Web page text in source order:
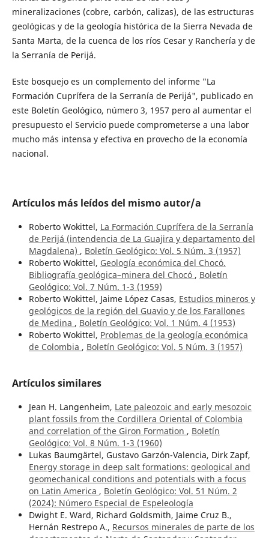
mineralizaciones (cobre, carbón, calizas), de las estructuras
geológicas y de la geología histórica de la Sierra Nevada de
Santa Marta, de la cuenca de los ríos Cesar y Ranchería y de
la Serranía de Perijá.
Este bosquejo es un complemento del informe "La
Formación Cuprífera de la Serranía de Perijá", publicado en
este Boletín Geológico, número 3, 1957 pero al aumentar el
presupuesto el Servicio puede comprometerse a una labor
mucho más intensa y efectiva en provecho de la economía
nacional.
Artículos más leídos del mismo autor/a
Roberto Wokittel, La Formación Cuprífera de la Serranía
de Perijá (intendencia de La Guajira y departamento del
Magdalena) , Boletín Geológico: Vol. 5 Núm. 3 (1957)
Roberto Wokittel, Geología económica del Chocó.
Bibliografía geológica–minera del Chocó , Boletín
Geológico: Vol. 7 Núm. 1-3 (1959)
Roberto Wokittel, Jaime López Casas, Estudios mineros y
geológicos de la región del Guavio y de los Farallones
de Medina , Boletín Geológico: Vol. 1 Núm. 4 (1953)
Roberto Wokittel, Problemas de la geología económica
de Colombia , Boletín Geológico: Vol. 5 Núm. 3 (1957)
Artículos similares
Jean H. Langenheim, Late paleozoic and early mesozoic
plant fossils from the Cordillera Oriental of Colombia
and correlation of the Giron Formation , Boletín
Geológico: Vol. 8 Núm. 1-3 (1960)
Lukas Baumgärtel, Gustavo Garzón-Valencia, Dirk Zapf,
Energy storage in deep salt formations: geological and
geomechanical conditions and potentials with a focus
on Latin America , Boletín Geológico: Vol. 51 Núm. 2
(2024): Número Especial de Espeleología
Dwight E. Ward, Richard Goldsmith, Jaime Cruz B.,
Hernán Restrepo A., Recursos minerales de parte de los